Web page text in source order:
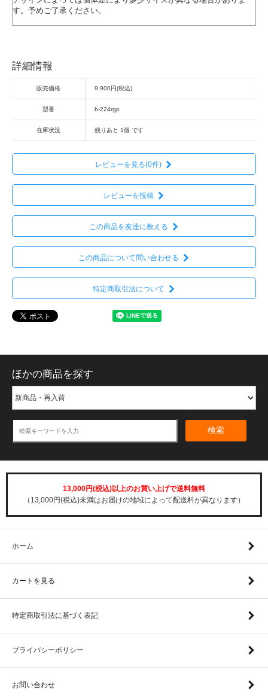
す。予めご了承ください。
詳細情報
販売価格 9,900円(税込)
型番 b-224rgp
在庫状況 残りあと 1個 です
レビューを見る(0件)
レビューを投稿
この商品を友達に教える
この商品について問い合わせる
特定商取引法について
ほかの商品を探す
検索
13,000円(税込)以上のお買い上げで送料無料
（13,000円(税込)未満はお届けの地域によって配送料が異なります）
ホーム
カートを見る
特定商取引法に基づく表記
プライバシーポリシー
お問い合わせ